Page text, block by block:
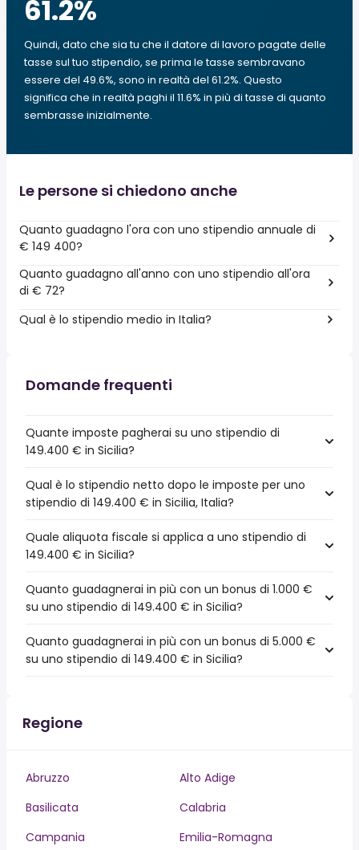
61.2%
Quindi, dato che sia tu che il datore di lavoro pagate delle
tasse sul tuo stipendio, se prima le tasse sembravano
essere del 49.6%, sono in realtà del 61.2%. Questo
significa che in realtà paghi il 11.6% in più di tasse di quanto
sembrasse inizialmente.
Le persone si chiedono anche
Quanto guadagno l'ora con uno stipendio annuale di
€ 149 400?
Quanto guadagno all'anno con uno stipendio all'ora
di € 72?
Qual è lo stipendio medio in Italia?
Domande frequenti
Quante imposte pagherai su uno stipendio di
149.400 € in Sicilia?
Qual è lo stipendio netto dopo le imposte per uno
stipendio di 149.400 € in Sicilia, Italia?
Quale aliquota fiscale si applica a uno stipendio di
149.400 € in Sicilia?
Quanto guadagnerai in più con un bonus di 1.000 €
su uno stipendio di 149.400 € in Sicilia?
Quanto guadagnerai in più con un bonus di 5.000 €
su uno stipendio di 149.400 € in Sicilia?
Regione
Abruzzo
Alto Adige
Basilicata
Calabria
Campania
Emilia-Romagna